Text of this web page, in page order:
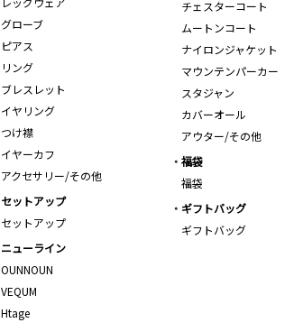
チェスターコート
ムートンコート
ナイロンジャケット
マウンテンパーカー
スタジャン
カバーオール
アウター/その他
グローブ
ピアス
リング
ブレスレット
イヤリング
つけ襟
イヤーカフ
アクセサリー/その他
福袋
福袋
セットアップ
セットアップ
ギフトバッグ
ギフトバッグ
ニューライン
OUNNOUN
VEQUM
Htage